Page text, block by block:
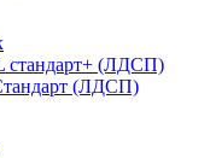
(ЛДСП)
(ЛДСП)